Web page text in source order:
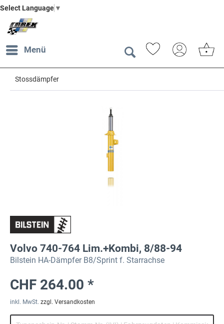
Select Language ▼
Menü
Stossdämpfer
Volvo 740-764 Lim.+Kombi, 8/88-94
Bilstein HA-Dämpfer B8/Sprint f. Starrachse
CHF 264.00 *
inkl. MwSt. zzgl. Versandkosten